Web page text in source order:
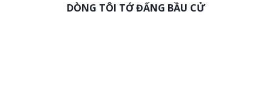
DÒNG TÔI TỚ ĐẤNG BẦU CỬ